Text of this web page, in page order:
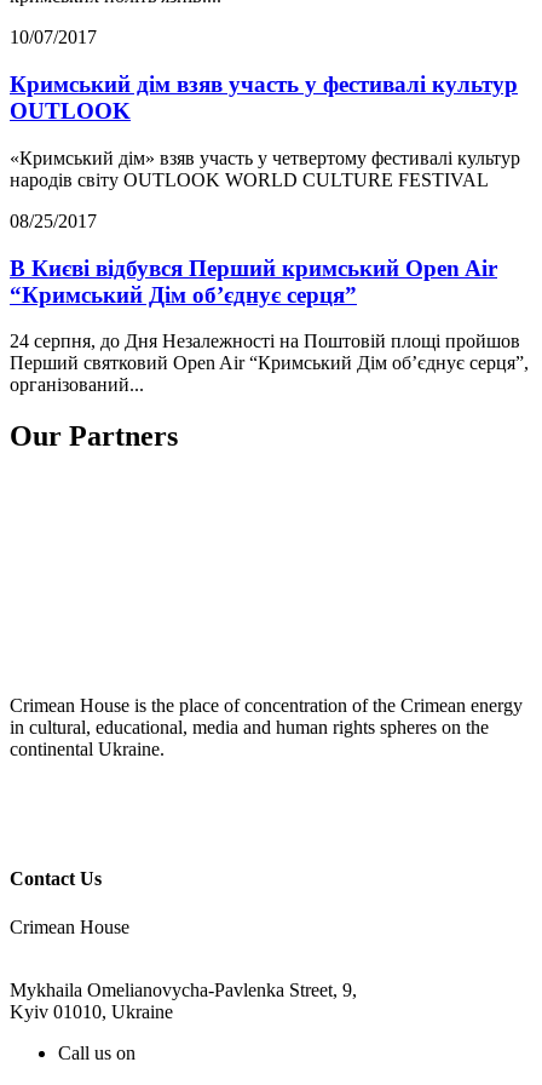
10/07/2017
Кримський дім взяв участь у фестивалі культур
OUTLOOK
«Кримський дім» взяв участь у четвертому фестивалі культур
народів світу OUTLOOK WORLD CULTURE FESTIVAL
08/25/2017
В Києві відбувся Перший кримський Open Air
“Кримський Дім об’єднує серця”
24 серпня, до Дня Незалежності на Поштовій площі пройшов
Перший святковий Open Air “Кримський Дім об’єднує серця”,
організований...
Our Partners
Crimean House is the place of concentration of the Crimean energy
in cultural, educational, media and human rights spheres on the
continental Ukraine.
Contact Us
Crimean House
Mykhaila Omelianovycha-Pavlenka Street, 9,
Kyiv 01010, Ukraine
Call us on